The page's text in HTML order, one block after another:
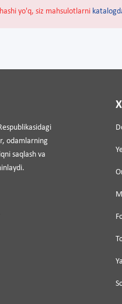
yo'q, siz mahsulotlarni
odamlarning
saqlash va